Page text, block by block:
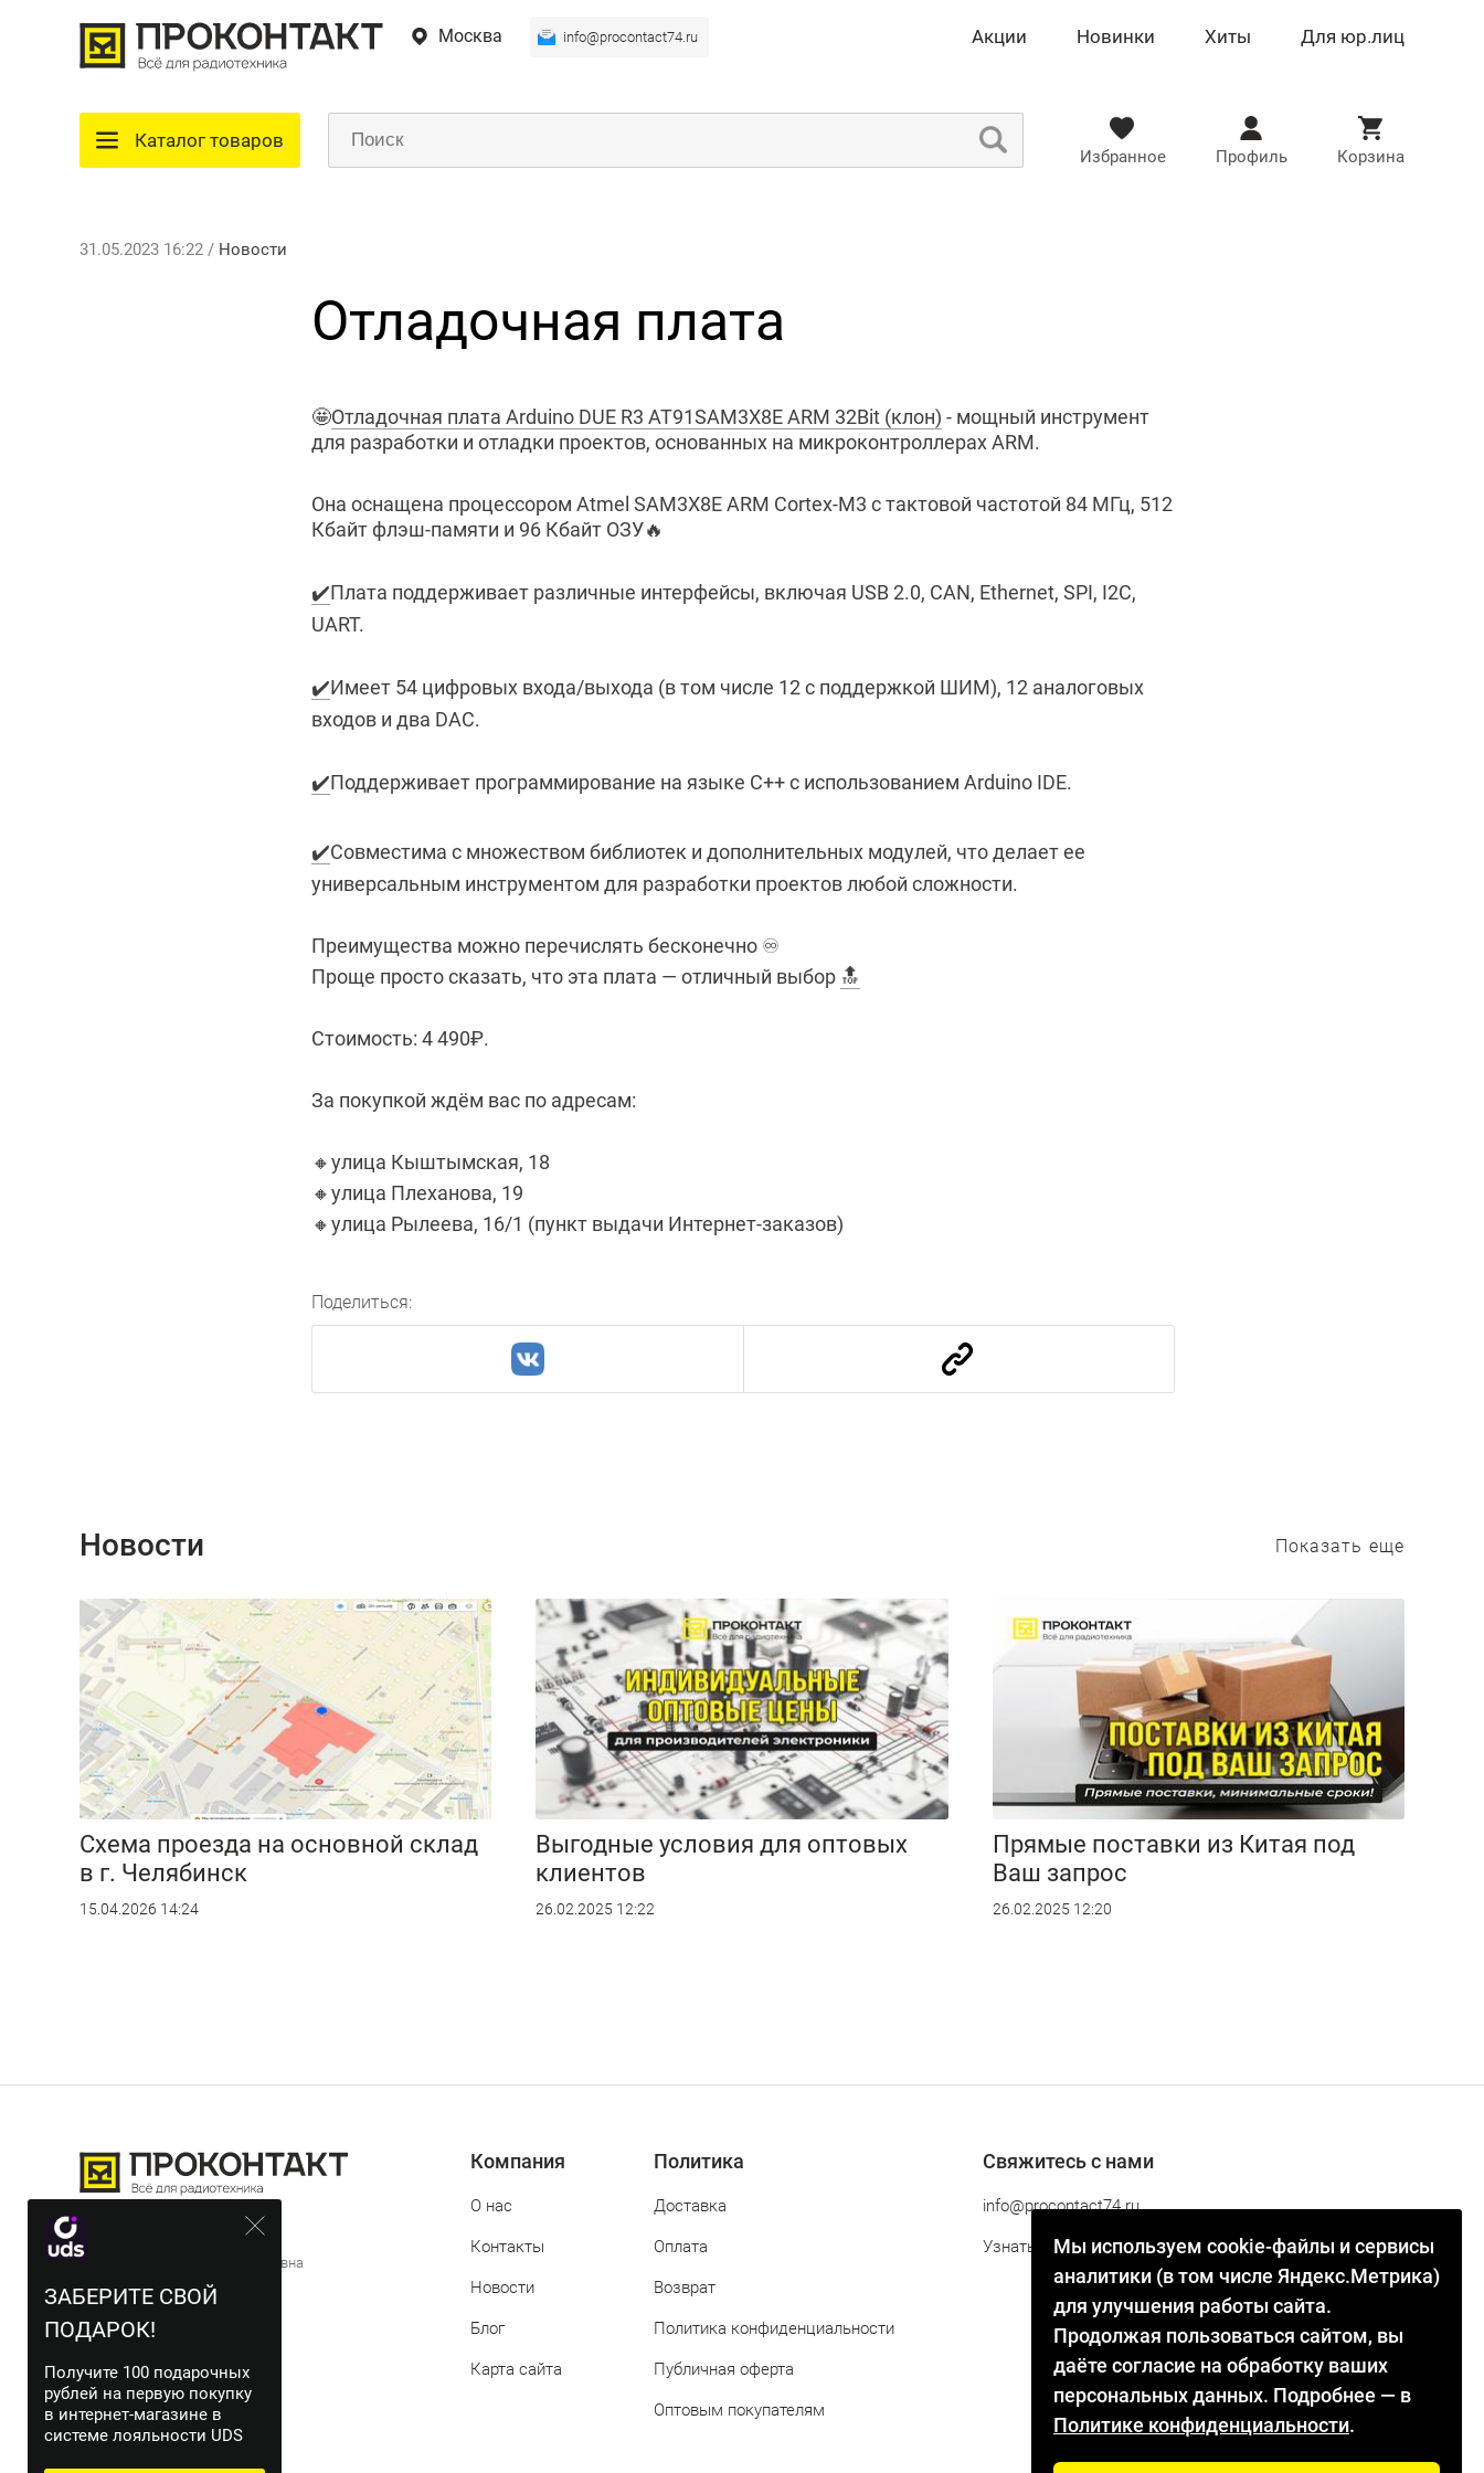
Москва info@procontact74.ru Акции Новинки Хиты Для юр.лиц
Каталог товаров
Избранное Профиль Корзина
31.05.2023 16:22 / Новости
Отладочная плата
🤩Отладочная плата Arduino DUE R3 AT91SAM3X8E ARM 32Bit (клон) - мощный инструмент
для разработки и отладки проектов, основанных на микроконтроллерах ARM.
Она оснащена процессором Atmel SAM3X8E ARM Cortex-M3 с тактовой частотой 84 МГц, 512
Кбайт флэш-памяти и 96 Кбайт ОЗУ🔥
✔️Плата поддерживает различные интерфейсы, включая USB 2.0, CAN, Ethernet, SPI, I2C,
UART.
✔️Имеет 54 цифровых входа/выхода (в том числе 12 с поддержкой ШИМ), 12 аналоговых
входов и два DAC.
✔️Поддерживает программирование на языке C++ с использованием Arduino IDE.
✔️Совместима с множеством библиотек и дополнительных модулей, что делает ее
универсальным инструментом для разработки проектов любой сложности.
Преимущества можно перечислять бесконечно ♾️
Проще просто сказать, что эта плата — отличный выбор 🔝
Стоимость: 4 490₽.
За покупкой ждём вас по адресам:
🔸улица Кыштымская, 18
🔸улица Плеханова, 19
🔸улица Рылеева, 16/1 (пункт выдачи Интернет-заказов)
Поделиться:
Новости Показать еще
Схема проезда на основной склад
в г. Челябинск
15.04.2026 14:24
Выгодные условия для оптовых
клиентов
26.02.2025 12:22
Прямые поставки из Китая под
Ваш запрос
26.02.2025 12:20
Мы используем cookie-файлы и сервисы
аналитики (в том числе Яндекс.Метрика)
для улучшения работы сайта.
Продолжая пользоваться сайтом, вы
даёте согласие на обработку ваших
персональных данных. Подробнее — в
Политике конфиденциальности.
ИП Истомина Татьяна Евгеньевна
ИНН 744719311543
Компания
О нас
Контакты
Новости
Блог
Карта сайта
Политика
Доставка
Оплата
Возврат
Политика конфиденциальности
Публичная оферта
Оптовым покупателям
Свяжитесь с нами
info@procontact74.ru
Узнать статус заказа
ЗАБЕРИТЕ СВОЙ
ПОДАРОК!
Получите 100 подарочных
рублей на первую покупку
в интернет-магазине в
системе лояльности UDS